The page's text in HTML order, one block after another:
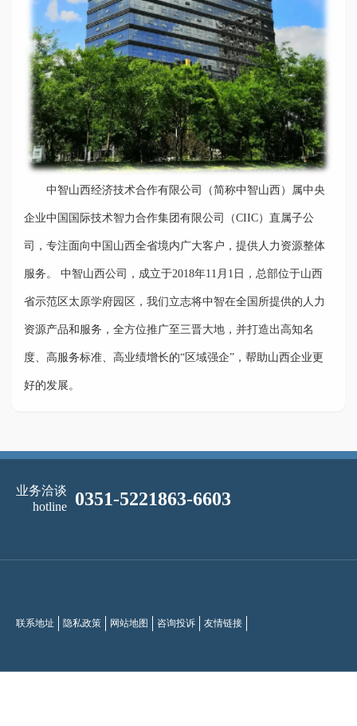
中智山西经济技术合作有限公司（简称中智山西）属中央
企业中国国际技术智力合作集团有限公司（CIIC）直属子公
司，专注面向中国山西全省境内广大客户，提供人力资源整体
服务。 中智山西公司，成立于2018年11月1日，总部位于山西
省示范区太原学府园区，我们立志将中智在全国所提供的人力
资源产品和服务，全方位推广至三晋大地，并打造出高知名
度、高服务标准、高业绩增长的“区域强企”，帮助山西企业更
好的发展。
业务洽谈
hotline
0351-5221863-6603
联系地址 隐私政策 网站地图 咨询投诉 友情链接